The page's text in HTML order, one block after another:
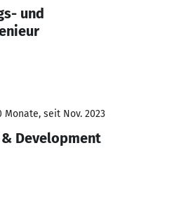
und
Monate, seit Nov. 2023
Development